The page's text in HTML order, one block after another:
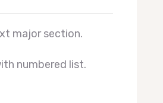
major section.
numbered list.